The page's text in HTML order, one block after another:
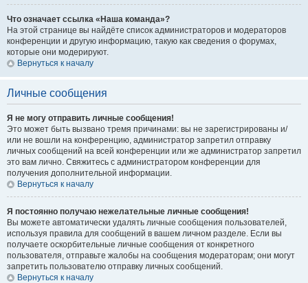
Что означает ссылка «Наша команда»?
На этой странице вы найдёте список администраторов и модераторов
конференции и другую информацию, такую как сведения о форумах,
которые они модерируют.
Вернуться к началу
Личные сообщения
Я не могу отправить личные сообщения!
Это может быть вызвано тремя причинами: вы не зарегистрированы и/
или не вошли на конференцию, администратор запретил отправку
личных сообщений на всей конференции или же администратор запретил
это вам лично. Свяжитесь с администратором конференции для
получения дополнительной информации.
Вернуться к началу
Я постоянно получаю нежелательные личные сообщения!
Вы можете автоматически удалять личные сообщения пользователей,
используя правила для сообщений в вашем личном разделе. Если вы
получаете оскорбительные личные сообщения от конкретного
пользователя, отправьте жалобы на сообщения модераторам; они могут
запретить пользователю отправку личных сообщений.
Вернуться к началу